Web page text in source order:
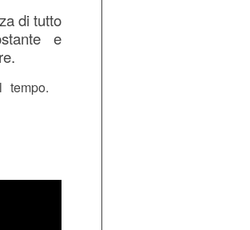
di tutto
e